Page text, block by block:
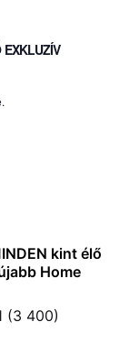
EXKLUZÍV
kint élő
Home
(3 400)